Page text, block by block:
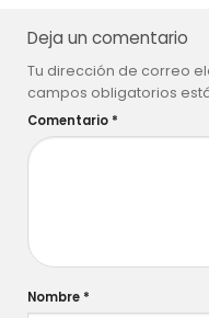
Deja un comentario
Tu dirección de correo
campos obligatorios
Comentario *
Nombre *